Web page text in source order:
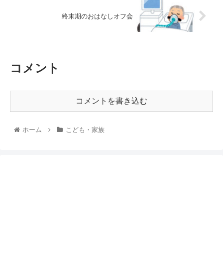
終末期のおはなしオフ会
コメント
コメントを書き込む
ホーム こども・家族